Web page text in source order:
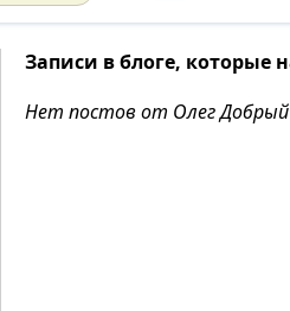
Записи в блоге, которые
Нет постов от Олег Добрый